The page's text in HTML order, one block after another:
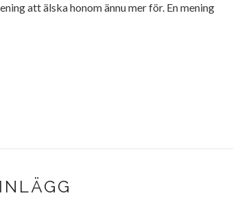
att älska honom ännu mer för. En mening